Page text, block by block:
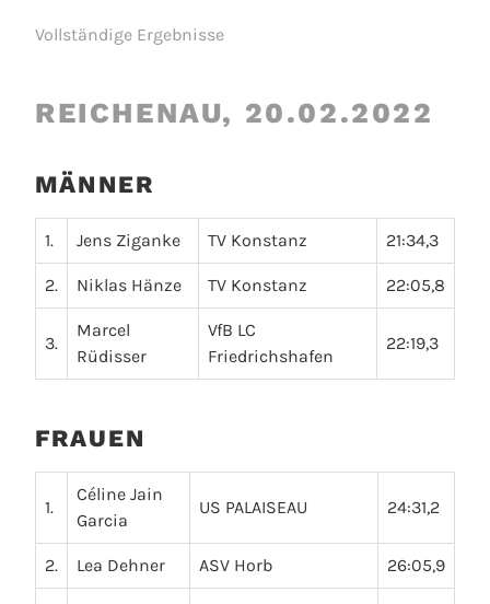
Vollständige Ergebnisse
REICHENAU, 20.02.2022
MÄNNER
1. Jens Ziganke TV Konstanz 21:34,3
2. Niklas Hänze TV Konstanz 22:05,8
3.
Marcel
Rüdisser
VfB LC
Friedrichshafen
22:19,3
FRAUEN
1.
Céline Jain
Garcia
US PALAISEAU 24:31,2
2. Lea Dehner ASV Horb 26:05,9